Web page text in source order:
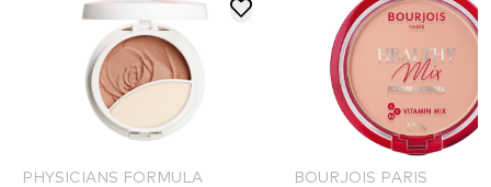
PHYSICIANS FORMULA BOURJOIS PARIS